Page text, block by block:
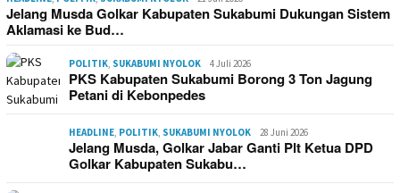
Jelang Musda Golkar Kabupaten Sukabumi Dukungan Sistem
Aklamasi ke Bud…
POLITIK SUKABUMI NYOLOK 4 Juli 2026
PKS Kabupaten Sukabumi Borong 3 Ton Jagung
Petani di Kebonpedes
HEADLINE POLITIK SUKABUMI NYOLOK 28 Juni 2026
Jelang Musda, Golkar Jabar Ganti Plt Ketua DPD
Golkar Kabupaten Sukabu…